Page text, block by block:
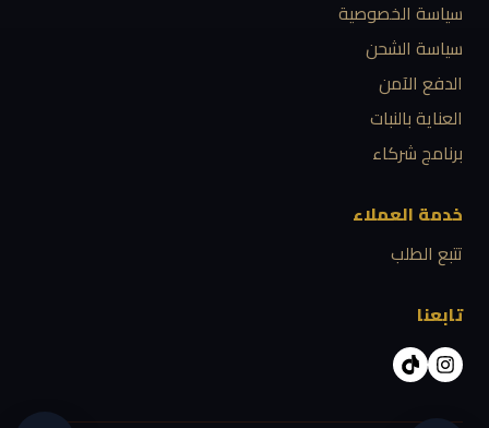
سياسة الخصوصية
سياسة الشحن
الدفع الآمن
العناية بالنبات
برنامج شركاء
خدمة العملاء
تتبع الطلب
تابعنا